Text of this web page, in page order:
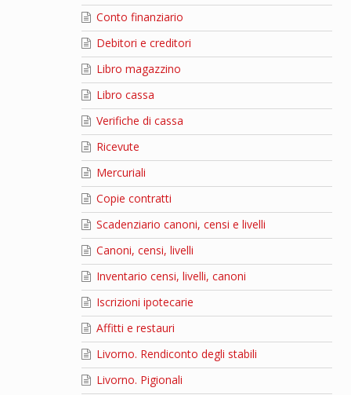
Conto finanziario
Debitori e creditori
Libro magazzino
Libro cassa
Verifiche di cassa
Ricevute
Mercuriali
Copie contratti
Scadenziario canoni, censi e livelli
Canoni, censi, livelli
Inventario censi, livelli, canoni
Iscrizioni ipotecarie
Affitti e restauri
Livorno. Rendiconto degli stabili
Livorno. Pigionali